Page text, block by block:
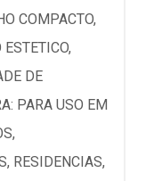
COMPACTO,
DE
PARA USO EM
RESIDENCIAS,